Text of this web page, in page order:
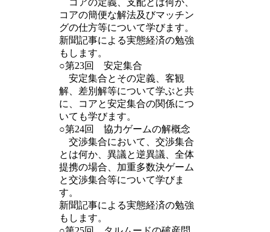
コアの定義、支配とは何か、
コアの簡便な解法及びマッチン
グの仕方等について学びます。
新聞記事による実態経済の勉強
もします。
○第23回 安定集合
安定集合とその定義、客観
解、差別解等について学ぶと共
に、コアと安定集合の関係につ
いても学びます。
○第24回 協力ゲームの解概念
交渉集合において、交渉集合
とは何か、異議と逆異議、全体
提携の場合、加重多数決ゲーム
と交渉集合等について学びま
す。
新聞記事による実態経済の勉強
もします。